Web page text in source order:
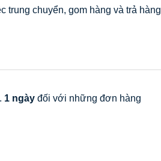
trung chuyển, gom hàng và trả hàng
1 ngày đối với những đơn hàng